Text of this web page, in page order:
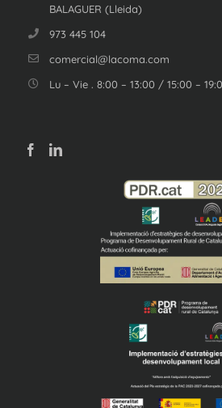
BALAGUER (Lleida)
973 445 104
comercial@lacoma.com
Lu – Vie . 8:00 – 13:00 / 15:00 –